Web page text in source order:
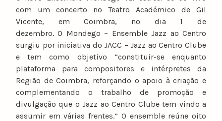
com um concerto no Teatro Académico de Gil
Vicente, em Coimbra, no dia 1 de
dezembro. O Mondego – Ensemble Jazz ao Centro
surgiu por iniciativa do JACC – Jazz ao Centro Clube
e tem como objetivo “constituir-se enquanto
plataforma para compositores e intérpretes da
Região de Coimbra, reforçando o apoio à criação e
complementando o trabalho de promoção e
divulgação que o Jazz ao Centro Clube tem vindo a
assumir em várias frentes.” O ensemble reúne oito